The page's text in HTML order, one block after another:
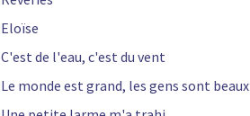
Eloïse
C'est de l'eau, c'est du vent
Le monde est grand, les gens sont beaux